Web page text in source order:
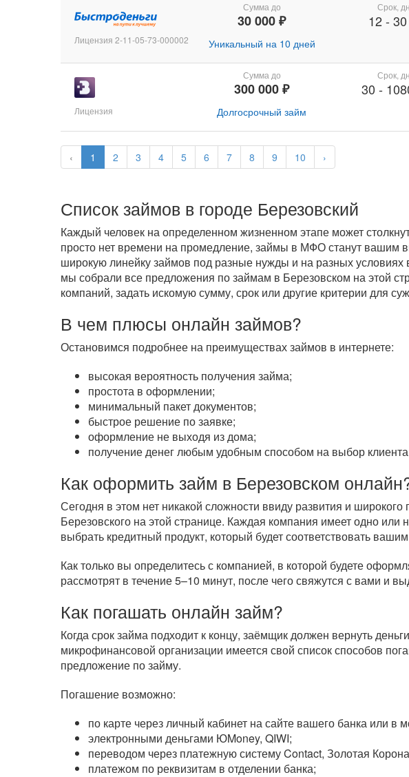
‹ 1 2 3 4 5 6 7 8 9 10 ›
Лицензия 2-11-05-73-000002
Сумма до
30 000 ₽
Уникальный на 10 дней
Срок,
12- 30
Лицензия
Сумма до
300 000 ₽
Долгосрочный займ
Срок,
30 -
Список займов в городе Березовский
Каждый человек на определенном жизненном этапе может
просто нет времени на промедление, займы в МФО станут вашим
широкую линейку займов под разные нужды и на разных условиях
мы собрали все предложения по займам в Березовском на этой
компаний, задать искомую сумму, срок или другие критерии для
В чем плюсы онлайн займов?
Остановимся подробнее на преимуществах займов в интернете:
высокая вероятность получения займа;
простота в оформлении;
минимальный пакет документов;
быстрое решение по заявке;
оформление не выходя из дома;
получение денег любым удобным способом на выбор
Как оформить займ в Березовском
Сегодня в этом нет никакой сложности ввиду развития и
Березовского на этой странице. Каждая компания имеет одно
выбрать кредитный продукт, который будет соответствовать
Как только вы определитесь с компанией, в которой будете
рассмотрят в течение 5–10 минут, после чего свяжутся с вами и
Как погашать онлайн займ?
Когда срок займа подходит к концу, заёмщик должен вернуть
микрофинансовой организации имеется свой список способов
предложение по займу.
Погашение возможно:
по карте через личный кабинет на сайте вашего банка или в
электронными деньгами ЮMoney, QIWI;
переводом через платежную систему Contact, Золотая
платежом по реквизитам в отделении банка;